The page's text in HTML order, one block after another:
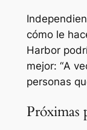
cómo le
Harbor
mejor: “A
personas
Próximas